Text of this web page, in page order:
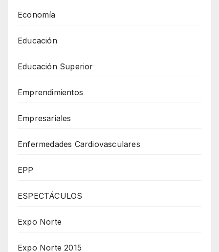
Economía
Educación
Educación Superior
Emprendimientos
Empresariales
Enfermedades Cardiovasculares
EPP
ESPECTÁCULOS
Expo Norte
Expo Norte 2015